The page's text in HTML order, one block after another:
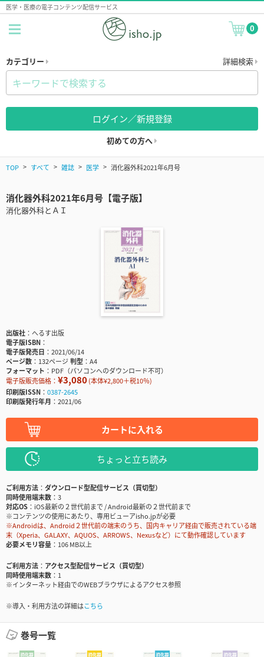
医学・医療の電子コンテンツ配信サービス
0
カテゴリー 詳細検索
ログイン／新規登録
初めての方へ
TOP すべて 雑誌 医学 消化器外科2021年6月号
消化器外科2021年6月号【電子版】
消化器外科とＡＩ
出版社
へるす出版
電子版ISBN
電子版発売日
2021/06/14
ページ数
132ページ判型
A4
フォーマット
PDF（パソコンへのダウンロード不可）
電子版販売価格： ¥3,080(本体¥2,800＋税10％)
印刷版ISSN
0387-2645
印刷版発行年月
2021/06
カートに入れる
ちょっと立ち読み
ご利用方法
ダウンロード型配信サービス（買切型）
同時使用端末数
3
対応OS
iOS最新の２世代前まで / Android最新の２世代前まで
※コンテンツの使用にあたり、専用ビューアisho.jpが必要
※Androidは、Android２世代前の端末のうち、国内キャリア経由で販売されている端
末（Xperia、GALAXY、AQUOS、ARROWS、Nexusなど）にて動作確認しています
必要メモリ容量
106 MB以上
ご利用方法
アクセス型配信サービス（買切型）
同時使用端末数
1
※インターネット経由でのWEBブラウザによるアクセス参照
※導入・利用方法の詳細はこちら
巻号一覧